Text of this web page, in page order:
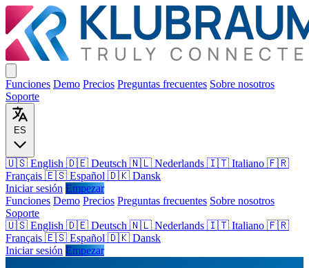
Funciones Demo Precios Preguntas frecuentes Sobre nosotros
Soporte
ES
🇺🇸 English 🇩🇪 Deutsch 🇳🇱 Nederlands 🇮🇹 Italiano 🇫🇷
Français 🇪🇸 Español 🇩🇰 Dansk
Iniciar sesión Empezar
Funciones Demo Precios Preguntas frecuentes Sobre nosotros
Soporte
🇺🇸 English 🇩🇪 Deutsch 🇳🇱 Nederlands 🇮🇹 Italiano 🇫🇷
Français 🇪🇸 Español 🇩🇰 Dansk
Iniciar sesión Empezar